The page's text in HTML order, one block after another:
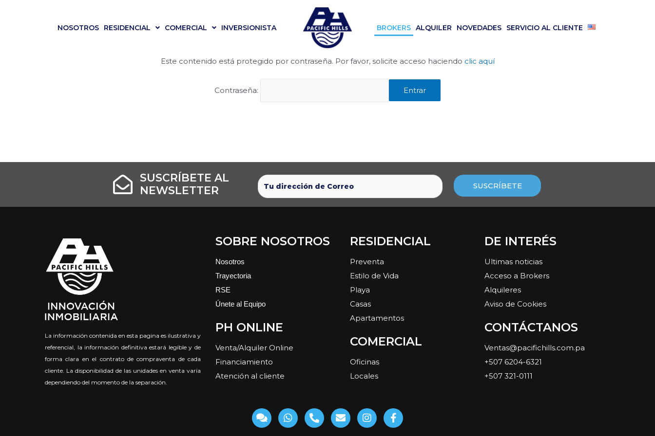
NOSOTROS RESIDENCIAL COMERCIAL INVERSIONISTA BROKERS ALQUILER NOVEDADES SERVICIO AL CLIENTE
Este contenido está protegido por contraseña. Por favor, solicite acceso haciendo clic aquí
Contraseña: Entrar
SUSCRÍBETE AL
NEWSLETTER​
La información contenida en esta pagina es ilustrativa y
referencial, la información definitiva estará legible y de
forma clara en el contrato de compraventa de cada
cliente. La disponibilidad de las unidades en venta varía
dependiendo del momento de la separación.
SOBRE NOSOTROS
Nosotros
Trayectoria
RSE
Únete al Equipo
PH ONLINE
Venta/Alquiler Online
Financiamiento
Atención al cliente
RESIDENCIAL
Preventa
Estilo de Vida
Playa
Casas
Apartamentos
COMERCIAL
Oficinas
Locales
DE INTERÉS
Ultimas noticias
Acceso a Brokers
Alquileres
Aviso de Cookies
CONTÁCTANOS
Ventas@pacifichills.com.pa
+507 6204-6321
+507 321-0111
C
o
W
h
P
h
E
n
I
n
F
a